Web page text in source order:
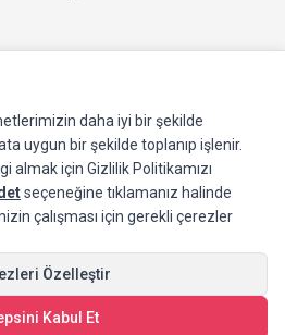
SEPETE EKLE
Üye
daha iyi bir şekilde
uygun bir şekilde toplanıp işlenir.
almak için Gizlilik Politikamızı
seçeneğine tıklamanız halinde
çalışması için gerekli çerezler
Özelleştir
Kabul Et